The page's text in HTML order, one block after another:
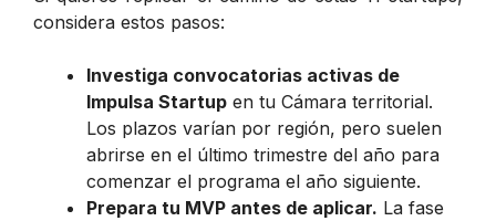
considera estos pasos:
Investiga convocatorias activas de
Impulsa Startup en tu Cámara territorial.
Los plazos varían por región, pero suelen
abrirse en el último trimestre del año para
comenzar el programa el año siguiente.
Prepara tu MVP antes de aplicar. La fase